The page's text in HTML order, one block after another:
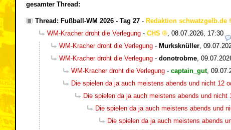
gesamter Thread:
Thread: Fußball-WM 2026 - Tag 27 - Redaktion schwatzgelb.de
WM-Kracher droht die Verlegung - CHS
08.07.2026, 17:30
WM-Kracher droht die Verlegung - Murksknüller
WM-Kracher droht die Verlegung - donotrobme
WM-Kracher droht die Verlegung - captain_gut,
Die spielen da ja auch meistens abends und nicht 12
Die spielen da ja auch meistens abends und nicht
Die spielen da ja auch meistens abends und
Die spielen da ja auch meistens abends